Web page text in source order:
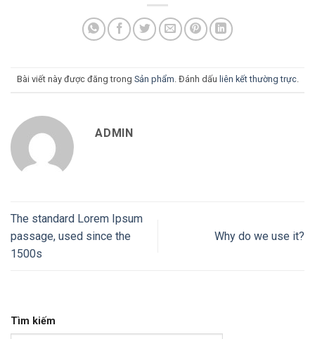
Bài viết này được đăng trong Sản phẩm . Đánh dấu liên kết thường trực.
ADMIN
The standard Lorem Ipsum
passage, used since the
1500s
Why do we use it?
Tìm kiếm